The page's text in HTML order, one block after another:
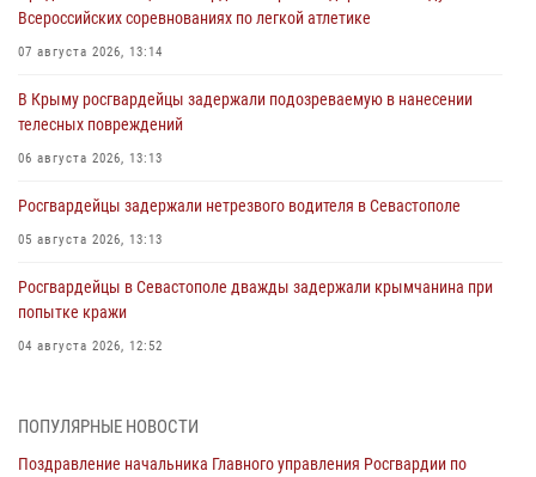
Всероссийских соревнованиях по легкой атлетике
07 августа 2026, 13:14
В Крыму росгвардейцы задержали подозреваемую в нанесении
телесных повреждений
06 августа 2026, 13:13
Росгвардейцы задержали нетрезвого водителя в Севастополе
05 августа 2026, 13:13
Росгвардейцы в Севастополе дважды задержали крымчанина при
попытке кражи
04 августа 2026, 12:52
мужчину
ПОПУЛЯРНЫЕ НОВОСТИ
Поздравление начальника Главного управления Росгвардии по